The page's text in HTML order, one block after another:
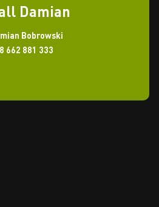
Damian
Bobrowski
662 881 333